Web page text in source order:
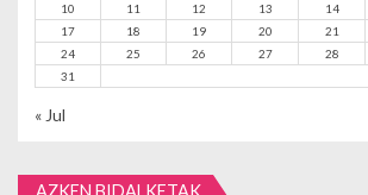
10
11 12 13 14
17
18 19 20 21
24
25 26 27 28
31
« Jul